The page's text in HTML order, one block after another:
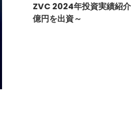
ZVC 2024年投資実績紹
億円を出資～